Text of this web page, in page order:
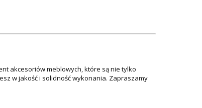
akcesoriów meblowych, które są nie tylko
w jakość i solidność wykonania. Zapraszamy